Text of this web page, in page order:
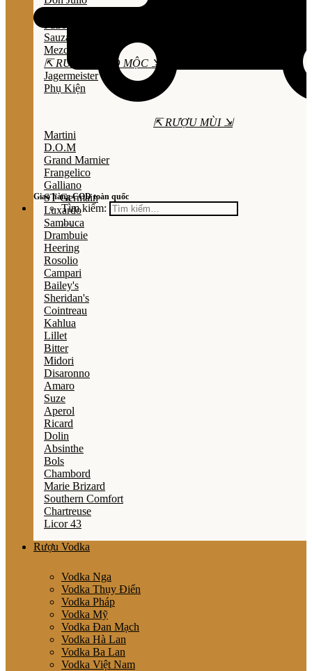
Giao hàng COD toàn quốc
Tìm kiếm:
Sauza
Mezcal
⇱ RƯỢU THẢO MỘC ⇲
Jagermeister
Phụ Kiện
⇱ RƯỢU MÙI ⇲
Martini
D.O.M
Grand Marnier
Frangelico
Galliano
ST Germain
Luxardo
Sambuca
Drambuie
Heering
Rosolio
Campari
Bailey's
Sheridan's
Cointreau
Kahlua
Lillet
Bitter
Midori
Disaronno
Amaro
Suze
Aperol
Ricard
Dolin
Absinthe
Bols
Chambord
Marie Brizard
Southern Comfort
Chartreuse
Licor 43
Rượu Vodka
Vodka Nga
Vodka Thụy Điển
Vodka Pháp
Vodka Mỹ
Vodka Đan Mạch
Vodka Hà Lan
Vodka Ba Lan
Vodka Việt Nam